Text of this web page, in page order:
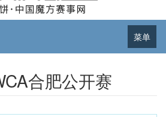
菜单
合肥公开赛